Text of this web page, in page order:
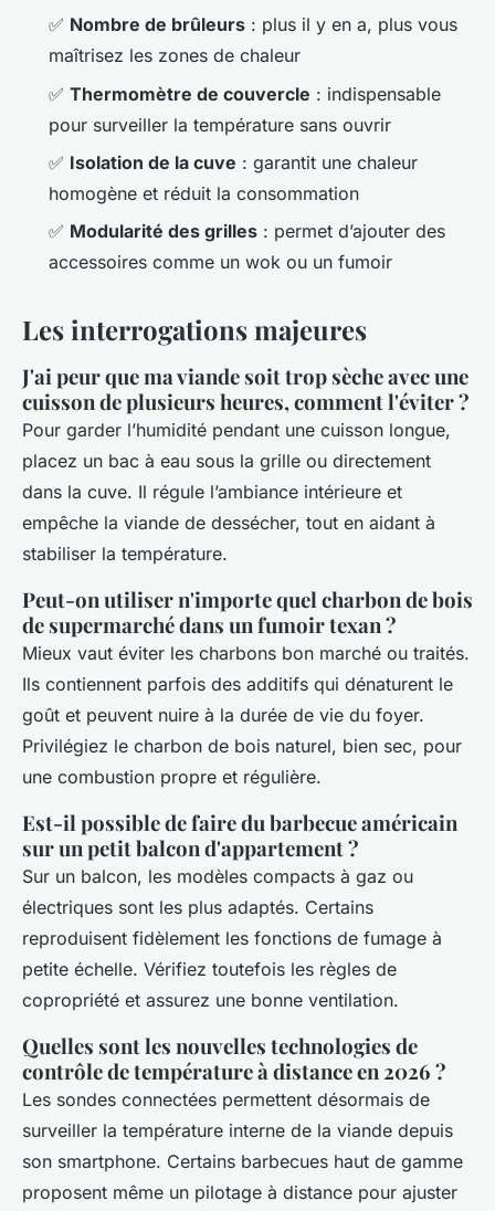
✅ Nombre de brûleurs : plus il y en a, plus vous
maîtrisez les zones de chaleur
✅ Thermomètre de couvercle : indispensable
pour surveiller la température sans ouvrir
✅ Isolation de la cuve : garantit une chaleur
homogène et réduit la consommation
✅ Modularité des grilles : permet d’ajouter des
accessoires comme un wok ou un fumoir
Les interrogations majeures
J'ai peur que ma viande soit trop sèche avec une
cuisson de plusieurs heures, comment l'éviter ?
Pour garder l’humidité pendant une cuisson longue,
placez un bac à eau sous la grille ou directement
dans la cuve. Il régule l’ambiance intérieure et
empêche la viande de dessécher, tout en aidant à
stabiliser la température.
Peut-on utiliser n'importe quel charbon de bois
de supermarché dans un fumoir texan ?
Mieux vaut éviter les charbons bon marché ou traités.
Ils contiennent parfois des additifs qui dénaturent le
goût et peuvent nuire à la durée de vie du foyer.
Privilégiez le charbon de bois naturel, bien sec, pour
une combustion propre et régulière.
Est-il possible de faire du barbecue américain
sur un petit balcon d'appartement ?
Sur un balcon, les modèles compacts à gaz ou
électriques sont les plus adaptés. Certains
reproduisent fidèlement les fonctions de fumage à
petite échelle. Vérifiez toutefois les règles de
copropriété et assurez une bonne ventilation.
Quelles sont les nouvelles technologies de
contrôle de température à distance en 2026 ?
Les sondes connectées permettent désormais de
surveiller la température interne de la viande depuis
son smartphone. Certains barbecues haut de gamme
proposent même un pilotage à distance pour ajuster